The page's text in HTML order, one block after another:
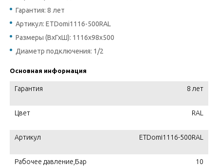
Гарантия: 8 лет
Артикул: ETDomi1116-500RAL
Размеры (ВхГхШ): 1116x98x500
Диаметр подключения: 1/2
Основная информация
Гарантия 8 лет
Цвет RAL
Артикул ETDomi1116-500RAL
Рабочее давление,Бар 10